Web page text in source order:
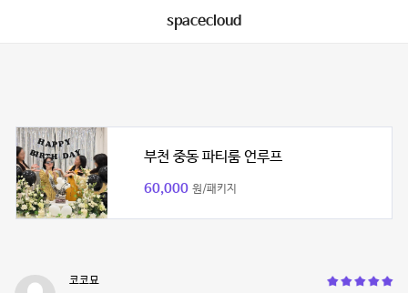
spacecloud
부천 중동 파티룸 언루프
60,000 원/패키지
코코묘